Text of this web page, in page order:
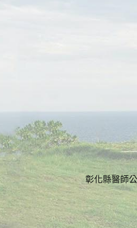
彰化縣醫師